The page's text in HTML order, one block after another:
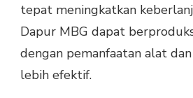
tepat meningkatkan
Dapur MBG dapat
dengan pemanfaatan alat
lebih efektif.